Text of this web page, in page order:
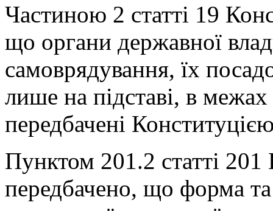
Частиною 2 статті 19
що органи державної
самоврядування, їх
лише на підставі, в
передбачені
Пунктом 201.2 статті 201
передбачено, що форма